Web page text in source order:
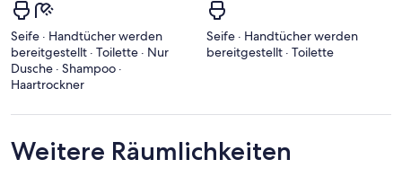
Seife · Handtücher werden
bereitgestellt · Toilette · Nur
Dusche · Shampoo ·
Haartrockner
Seife · Handtücher werden
bereitgestellt · Toilette
Weitere Räumlichkeiten